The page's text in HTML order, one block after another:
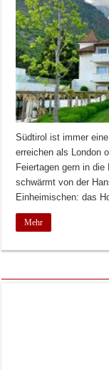
Südtirol ist immer
erreichen als London
Feiertagen gern in
schwärmt von der
Einheimischen: das
Mehr